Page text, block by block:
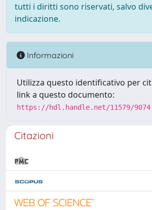
tutti i diritti sono riservati, salvo
indicazione.
Informazioni
Utilizza questo identificativo per
link a questo documento:
https://hdl.handle.net/11579/9074
Citazioni